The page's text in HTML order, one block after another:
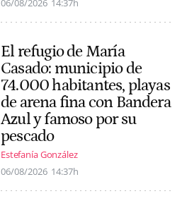
06/08/2026 14:37h
El refugio de María
Casado: municipio de
74.000 habitantes, playas
de arena fina con Bandera
Azul y famoso por su
pescado
Estefanía González
06/08/2026 14:37h